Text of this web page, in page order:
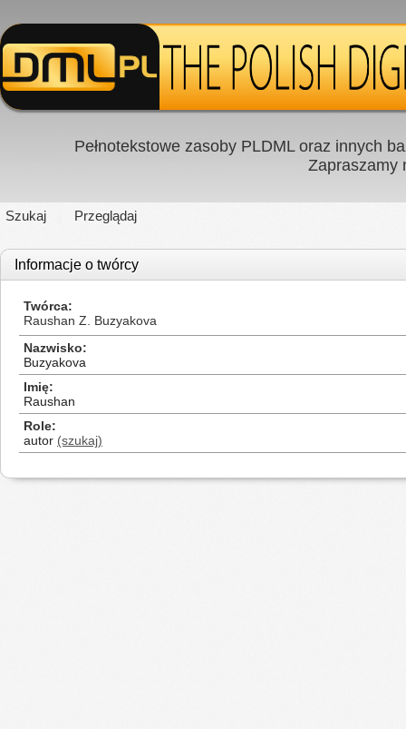
Pełnotekstowe zasoby PLDML oraz innych
Zapraszamy
Szukaj Przeglądaj
Informacje o twórcy
Twórca
Raushan Z. Buzyakova
Nazwisko
Buzyakova
Imię
Raushan
Role
autor (szukaj)